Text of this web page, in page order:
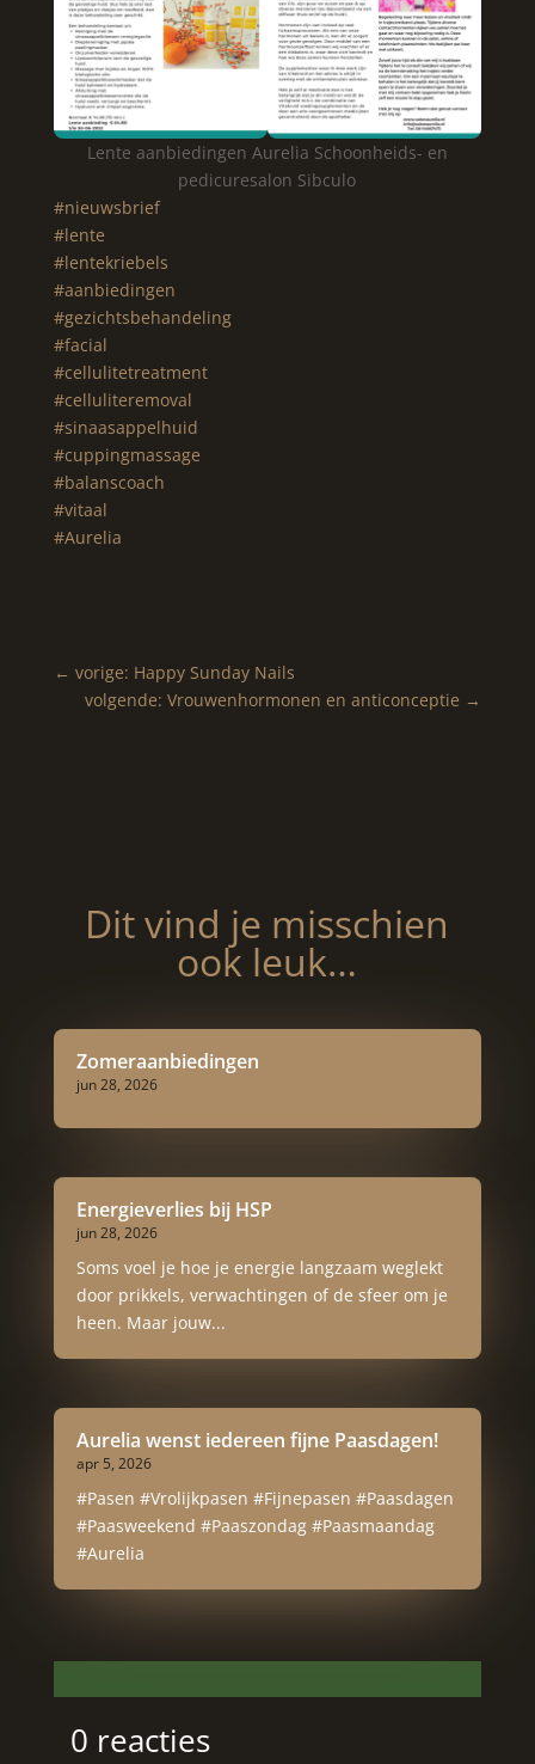
Lente aanbiedingen Aurelia Schoonheids- en
pedicuresalon Sibculo
#nieuwsbrief
#lente
#lentekriebels
#aanbiedingen
#gezichtsbehandeling
#facial
#cellulitetreatment
#celluliteremoval
#sinaasappelhuid
#cuppingmassage
#balanscoach
#vitaal
#Aurelia
← vorige: Happy Sunday Nails
volgende: Vrouwenhormonen en anticonceptie →
Dit vind je misschien
ook leuk…
Zomeraanbiedingen
jun 28, 2026
Energieverlies bij HSP
jun 28, 2026
Soms voel je hoe je energie langzaam weglekt
door prikkels, verwachtingen of de sfeer om je
heen. Maar jouw...
Aurelia wenst iedereen fijne Paasdagen!
apr 5, 2026
#Pasen #Vrolijkpasen #Fijnepasen #Paasdagen
#Paasweekend #Paaszondag #Paasmaandag
#Aurelia
0 reacties